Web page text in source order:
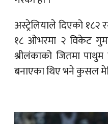
अस्ट्रेलियाले दिएको १८२
१८ ओभरमा २ विकेट
श्रीलंकाको जितमा
बनाएका थिए भने कुसल